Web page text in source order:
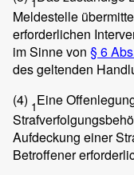
1
Meldestelle
erforderlichen
im Sinne von § 6
des geltenden
(4) 1Eine
Aufdeckung einer
Betroffener